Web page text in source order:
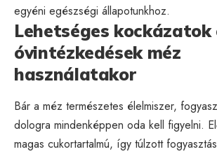
egyéni egészségi állapotunkhoz.
Lehetséges kockázatok
óvintézkedések méz
használatakor
Bár a méz természetes élelmiszer,
dologra mindenképpen oda kell figyelni.
magas cukortartalmú, így túlzott